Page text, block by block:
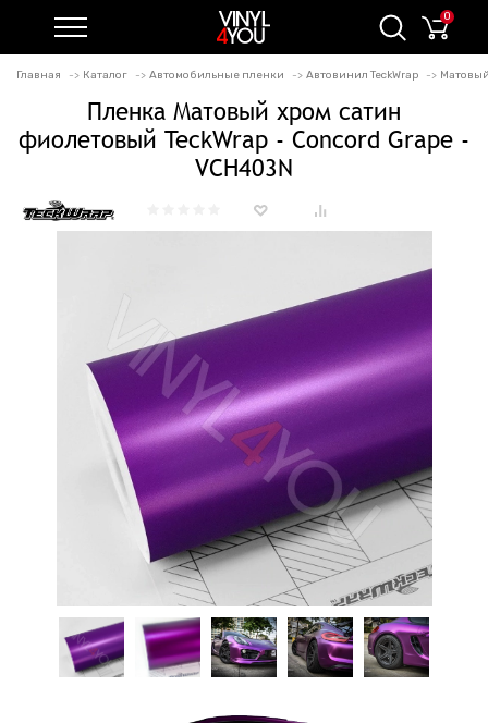
0
Главная Каталог Автомобильные пленки Автовинил TeckWrap Матовый
Пленка Матовый хром сатин
фиолетовый TeckWrap - Concord Grape -
VCH403N